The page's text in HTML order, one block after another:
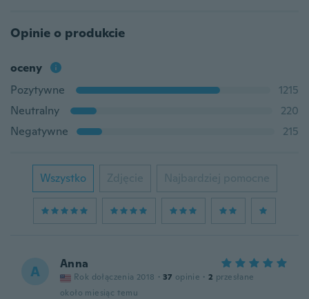
Opinie o produkcie
oceny
Pozytywne
1215
Neutralny
220
Negatywne
215
Wszystko Zdjęcie Najbardziej pomocne
A Anna
Rok dołączenia 2018 · 37 opinie · 2 przesłane
około miesiąc temu